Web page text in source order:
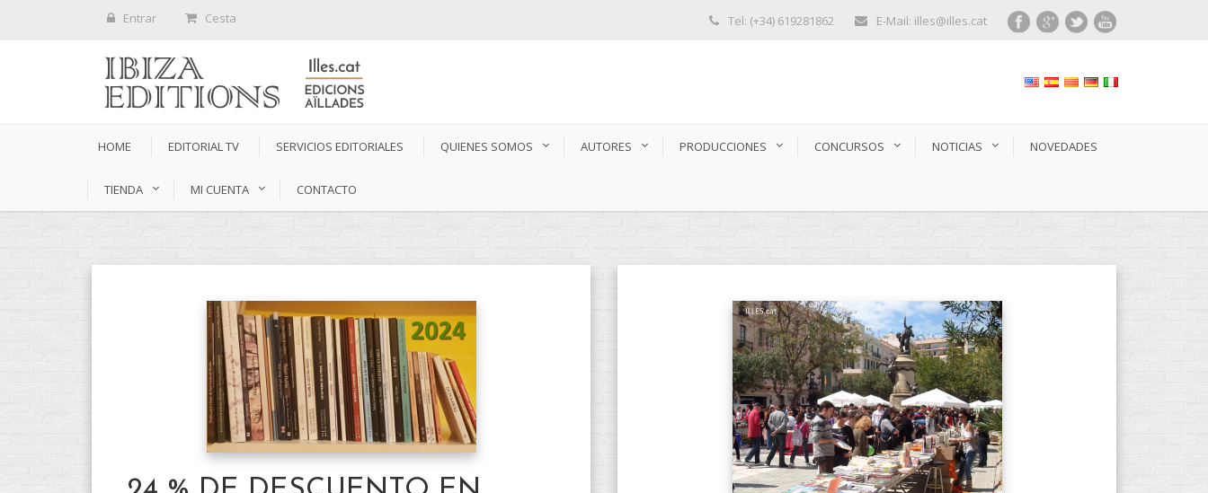
Entrar Cesta Tel: (+34) 619281862 E-Mail: illes@illes.cat
HOME EDITORIAL TV SERVICIOS EDITORIALES QUIENES SOMOS AUTORES PRODUCCIONES CONCURSOS NOTICIAS NOVEDADES
TIENDA MI CUENTA CONTACTO